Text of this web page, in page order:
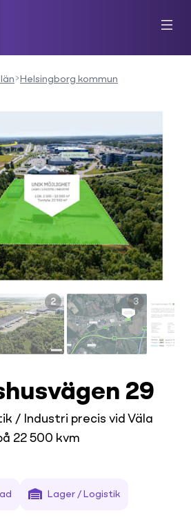
Helsingborg kommun
2 3
29
/ Industri precis vid Väla
22 500 kvm
Lager / Logistik